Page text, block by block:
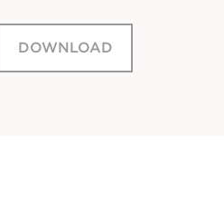
DOWNLOAD